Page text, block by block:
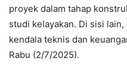
proyek dalam tahap
studi kelayakan. Di sisi
kendala teknis dan
Rabu (2/7/2025).